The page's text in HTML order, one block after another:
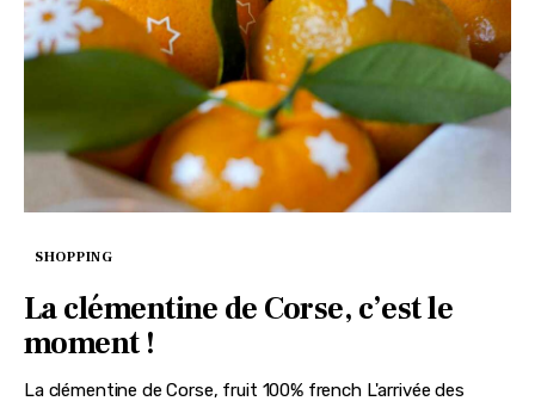
SHOPPING
La clémentine de Corse, c’est le
moment !
La clémentine de Corse, fruit 100% french L'arrivée des